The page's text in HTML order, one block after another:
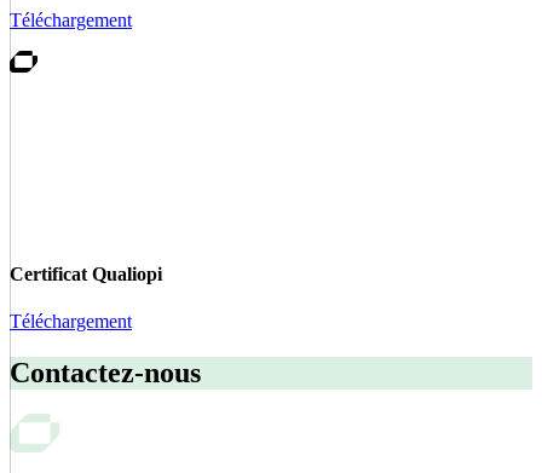
Téléchargement
Certificat Qualiopi
Téléchargement
Contactez-nous